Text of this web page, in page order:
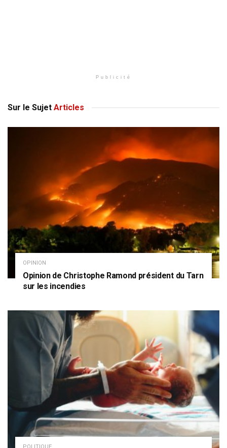
Publicité
Sur le Sujet Articles
OPINION
Opinion de Christophe Ramond président du Tarn
sur les incendies